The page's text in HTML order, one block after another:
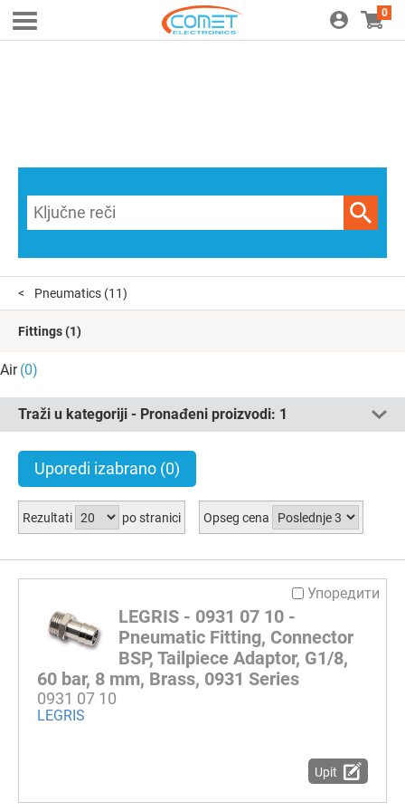
0
Pneumatics (11)
Fittings(1)
Air (0)
Traži u kategoriji - Pronađeni proizvodi: 1
Uporedi izabrano (0)
Rezultati po stranici Opseg cena
Упоредити
LEGRIS - 0931 07 10 -
Pneumatic Fitting, Connector
BSP, Tailpiece Adaptor, G1/8,
60 bar, 8 mm, Brass, 0931 Series
0931 07 10
LEGRIS
Upit